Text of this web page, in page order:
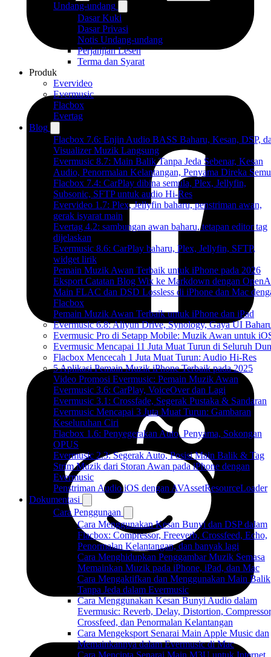
Undang-undang
Dasar Kuki
Dasar Privasi
Notis Undang-undang
Perjanjian Lesen
Terma dan Syarat
Produk
Evervideo
Evermusic
Flacbox
Evertag
Blog
Flacbox 7.6: Enjin Audio BASS Baharu, Kesan, DSP,
Visualizer Muzik Langsung
Evermusic 8.7: Main Balik Tanpa Jeda Sebenar, Kesan
Audio, Penormalan Kelantangan, Penyama Direka
Flacbox 7.4: CarPlay dibina semula, Plex, Jellyfin,
Subsonic, SFTP untuk audio Hi-Res
Evervideo 1.7: Plex, Jellyfin baharu, penstriman awan,
gerak isyarat main
Evertag 4.2: sambungan awan baharu, tetapan editor tag
dijelaskan
Evermusic 8.6: CarPlay baharu, Plex, Jellyfin, SFTP,
widget lirik
Pemain Muzik Awan Terbaik untuk iPhone pada 2026
Eksport Catatan Blog Wix ke Markdown dengan
Main FLAC dan DSD Lossless di iPhone dan Mac
Flacbox
Pemain Muzik Awan Terbaik untuk iPhone dan iPad
Evermusic 6.8: Aliyun Drive, Synology, Gaya UI
Evermusic Pro di Setapp Mobile: Muzik Awan untuk
Evermusic Mencapai 11 Juta Muat Turun di Seluruh
Flacbox Mencecah 1 Juta Muat Turun: Audio Hi-Res
5 Aplikasi Pemain Muzik iPhone Terbaik pada 2025
Video Promosi Evermusic: Pemain Muzik Awan
Evermusic 3.6: CarPlay, VoiceOver dan Lagi
Evermusic 3.1: Crossfade, Segerak Pustaka & Sandaran
Evermusic Mencapai 3 Juta Muat Turun: Gambaran
Keseluruhan Ciri
Flacbox 1.6: Penyegerakan Auto, Penyama, Sokongan
OPUS
Evermusic 2.3: Segerak Auto, Posisi Main Balik & Tag
Strim Muzik dari Storan Awan pada iPhone dengan
Evermusic
Penstriman Audio iOS dengan AVAssetResourceLoader
Dokumentasi
Cara Penggunaan
Cara Menggunakan Kesan Bunyi dan DSP dalam
Flacbox: Compressor, Freeverb, Crossfeed, Echo,
Penormalan Kelantangan, dan banyak lagi
Cara Menghidupkan Penggambar Muzik Semasa
Memainkan Muzik pada iPhone, iPad, dan Mac
Cara Mengaktifkan dan Menggunakan Main Balik
Tanpa Jeda dalam Evermusic
Cara Menggunakan Kesan Bunyi Audio dalam
Evermusic: Reverb, Delay, Distortion,
Crossfeed, dan Penormalan Kelantangan
Cara Mengeksport Senarai Main Apple Music dan
Memainkannya dalam Evermusic di Mac
Cara Mencipta Senarai Main M3U untuk Internet